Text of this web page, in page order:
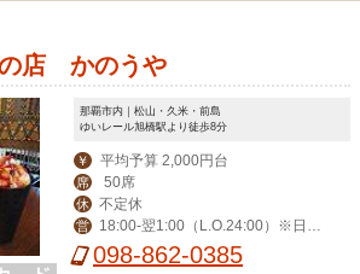
店 かのうや
那覇市内｜松山・久米・前島
ゆいレール旭橋駅より徒歩8分
￥ 平均予算 2,000円台
席 50席
休 不定休
営
18:00-翌1:00（L.O.24:00）※日曜
は24:00（L.O.23:00）
098-862-0385